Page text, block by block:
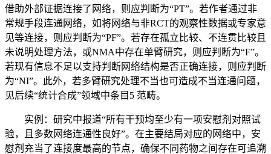
借助外部证据连接了网络，则应判断为“PT”。若作者通过非
常规手段连通网络，如将网络与非RCT的观察性数据或专家意
见等连接，则应判断为“PF”。若存在孤立比较、不连贯比较且
未说明处理方法，或NMA中存在单臂研究，则应判断为“F”。
若现有信息不足以支持判断网络结构是否正确连接，则应判断
为“NI”。此外，若多臂研究处理不当也可造成不当连通问题，
见后续“统计合成”领域中条目5 范畴。
实例：研究中报道“所有干预均至少有一项安慰剂对照试
验，且多数网络连通性良好”。在主要结局对应的网络中，安
慰剂充当了连接度最高的节点，确保不同药物之间存在可追溯